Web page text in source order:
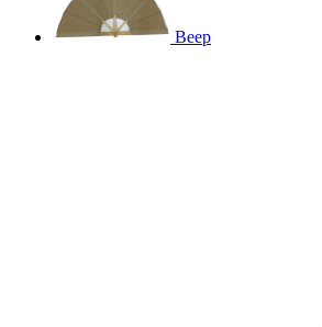
Веер